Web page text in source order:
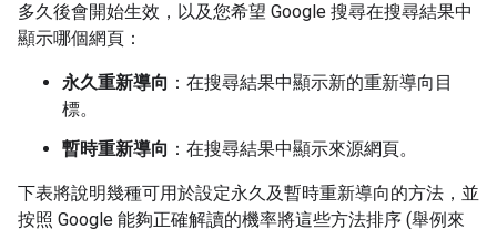
多久後會開始生效，以及您希望 Google 搜尋在搜尋結果中
顯示哪個網頁：
永久重新導向 ：在搜尋結果中顯示新的重新導向目
標。
暫時重新導向 ：在搜尋結果中顯示來源網頁。
下表將說明幾種可用於設定永久及暫時重新導向的方法，並
按照 Google 能夠正確解讀的機率將這些方法排序 (舉例來